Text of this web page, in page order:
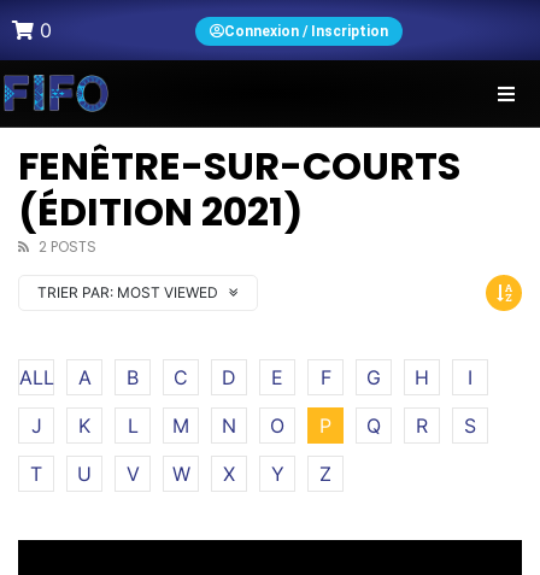
0 Connexion / Inscription
FENÊTRE-SUR-COURTS
(ÉDITION 2021)
2 POSTS
TRIER PAR: MOST VIEWED
ALL A B C D E F G H
I
J
K L M N O P Q R
S
T
U V W X Y Z